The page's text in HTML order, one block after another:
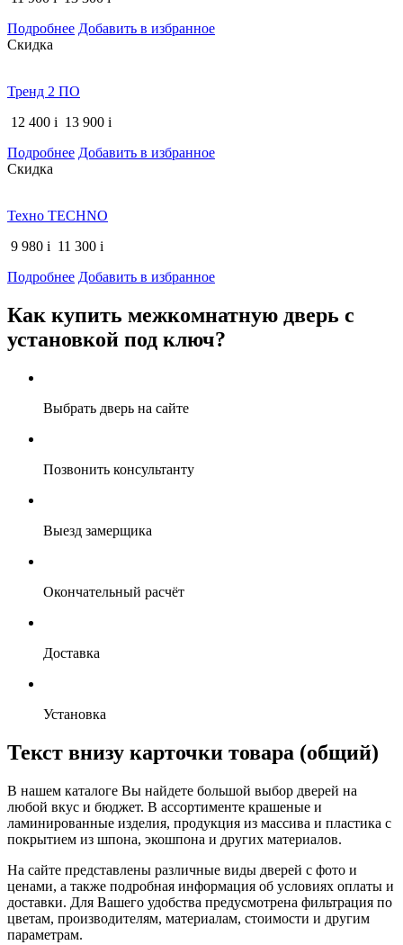
Подробнее Добавить в избранное
Скидка
Тренд 2 ПО
12 400 i 13 900 i
Подробнее Добавить в избранное
Скидка
Техно TECHNO
9 980 i 11 300 i
Подробнее Добавить в избранное
Как купить межкомнатную дверь с
установкой под ключ?
Выбрать дверь на сайте
Позвонить консультанту
Выезд замерщика
Окончательный расчёт
Доставка
Установка
Текст внизу карточки товара (общий)
В нашем каталоге Вы найдете большой выбор дверей на
любой вкус и бюджет. В ассортименте крашеные и
ламинированные изделия, продукция из массива и пластика с
покрытием из шпона, экошпона и других материалов.
На сайте представлены различные виды дверей с фото и
ценами, а также подробная информация об условиях оплаты и
доставки. Для Вашего удобства предусмотрена фильтрация по
цветам, производителям, материалам, стоимости и другим
параметрам.